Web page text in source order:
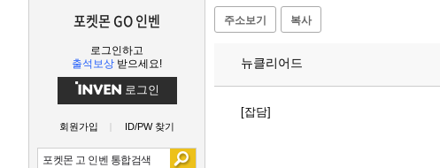
포켓몬 GO 인벤
로그인하고
출석보상 받으세요!
로그인
회원가입 ID/PW 찾기
주소보기 복사
뉴클리어드
[잡담]